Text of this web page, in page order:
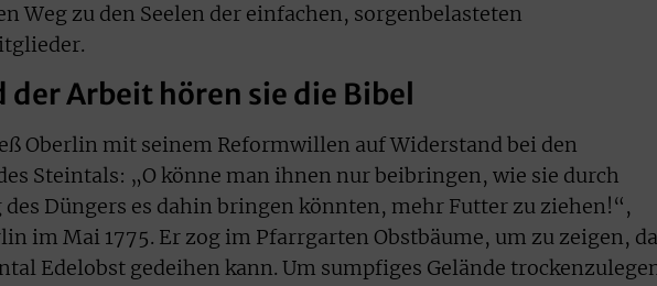
Weg zu den Seelen der einfachen, sorgenbelasteten
der Arbeit hören sie die Bibel
Oberlin mit seinem Reformwillen auf Widerstand bei den
Steintals: „O könne man ihnen nur beibringen, wie sie durch
Düngers es dahin bringen könnten, mehr Futter zu ziehen!“,
im Mai 1775. Er zog im Pfarrgarten Obstbäume, um zu zeigen,
Edelobst gedeihen kann. Um sumpfiges Gelände